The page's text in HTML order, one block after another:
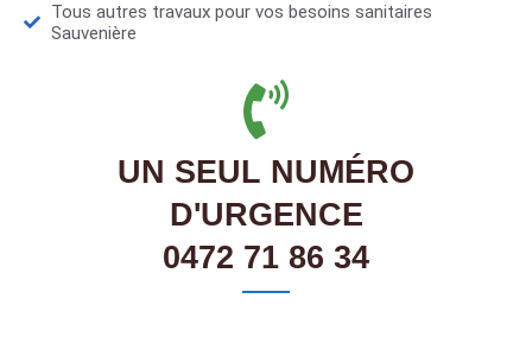
Tous autres travaux pour vos besoins sanitaires
Sauvenière
UN SEUL NUMÉRO
D'URGENCE
0472 71 86 34